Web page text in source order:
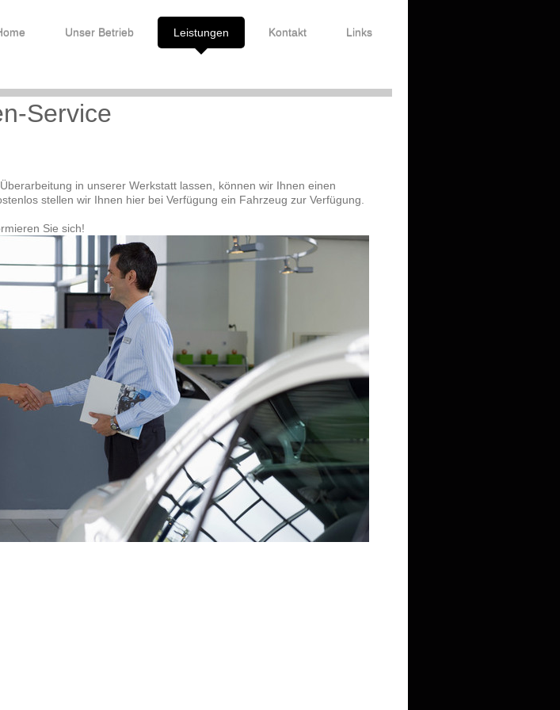
Unser Betrieb Leistungen Kontakt Links
Service
in unserer Werkstatt lassen, können wir Ihnen einen
stellen wir Ihnen hier bei Verfügung ein Fahrzeug zur Verfügung.
Sie sich!